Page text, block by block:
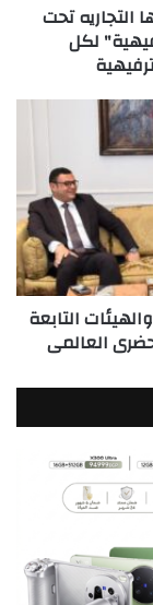
تحت
لكل
التابعة
العالمى